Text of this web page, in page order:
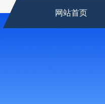
网站首页